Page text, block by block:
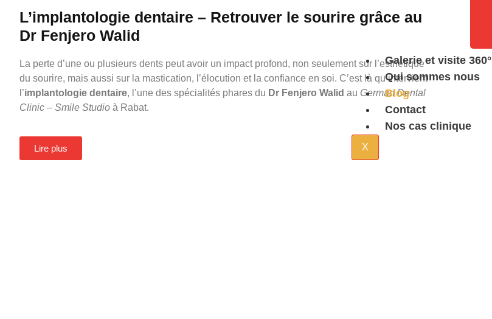
Galerie et visite 360°
Qui sommes nous
Blog
Contact
Nos cas clinique
X
L’implantologie dentaire – Retrouver le sourire grâce au
Dr Fenjero Walid
La perte d’une ou plusieurs dents peut avoir un impact profond, non seulement sur l’esthétique
du sourire, mais aussi sur la mastication, l’élocution et la confiance en soi. C’est là qu’intervient
l’implantologie dentaire, l’une des spécialités phares du Dr Fenjero Walid au German Dental
Clinic – Smile Studio à Rabat.
Lire plus